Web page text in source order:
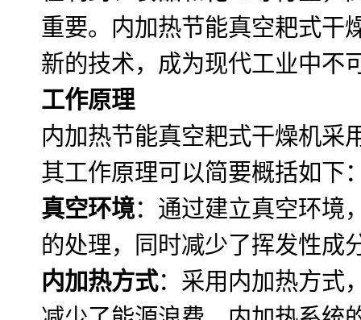
重要。内加热节能真空耙式干
新的技术，成为现代工业中不
工作原理
内加热节能真空耙式干燥机采
其工作原理可以简要概括如下
真空环境：通过建立真空环境
的处理，同时减少了挥发性成
内加热方式：采用内加热方式